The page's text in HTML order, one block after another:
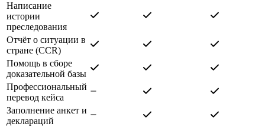
Написание
истории
преследования
Отчёт о ситуации в
стране (CCR)
Помощь в сборе
доказательной базы
Профессиональный
перевод кейса
Заполнение анкет и
деклараций